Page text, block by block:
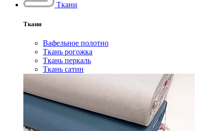
Ткани
Ткани
Вафельное полотно
Ткань рогожка
Ткань перкаль
Ткань сатин